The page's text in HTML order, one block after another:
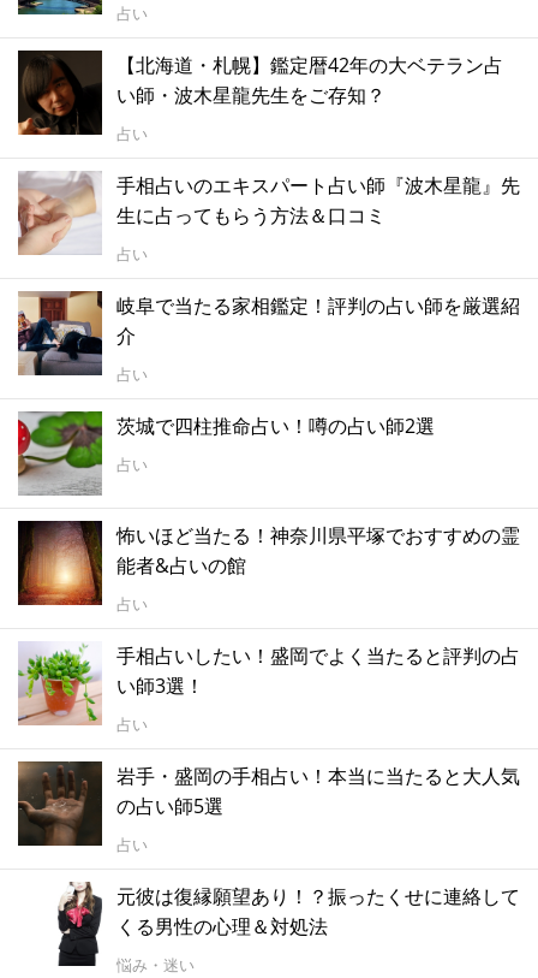
占い
【北海道・札幌】鑑定暦42年の大ベテラン占
い師・波木星龍先生をご存知？
占い
手相占いのエキスパート占い師『波木星龍』先
生に占ってもらう方法＆口コミ
占い
岐阜で当たる家相鑑定！評判の占い師を厳選紹
介
占い
茨城で四柱推命占い！噂の占い師2選
占い
怖いほど当たる！神奈川県平塚でおすすめの霊
能者&占いの館
占い
手相占いしたい！盛岡でよく当たると評判の占
い師3選！
占い
岩手・盛岡の手相占い！本当に当たると大人気
の占い師5選
占い
元彼は復縁願望あり！？振ったくせに連絡して
くる男性の心理＆対処法
悩み・迷い